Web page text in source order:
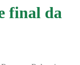
final da